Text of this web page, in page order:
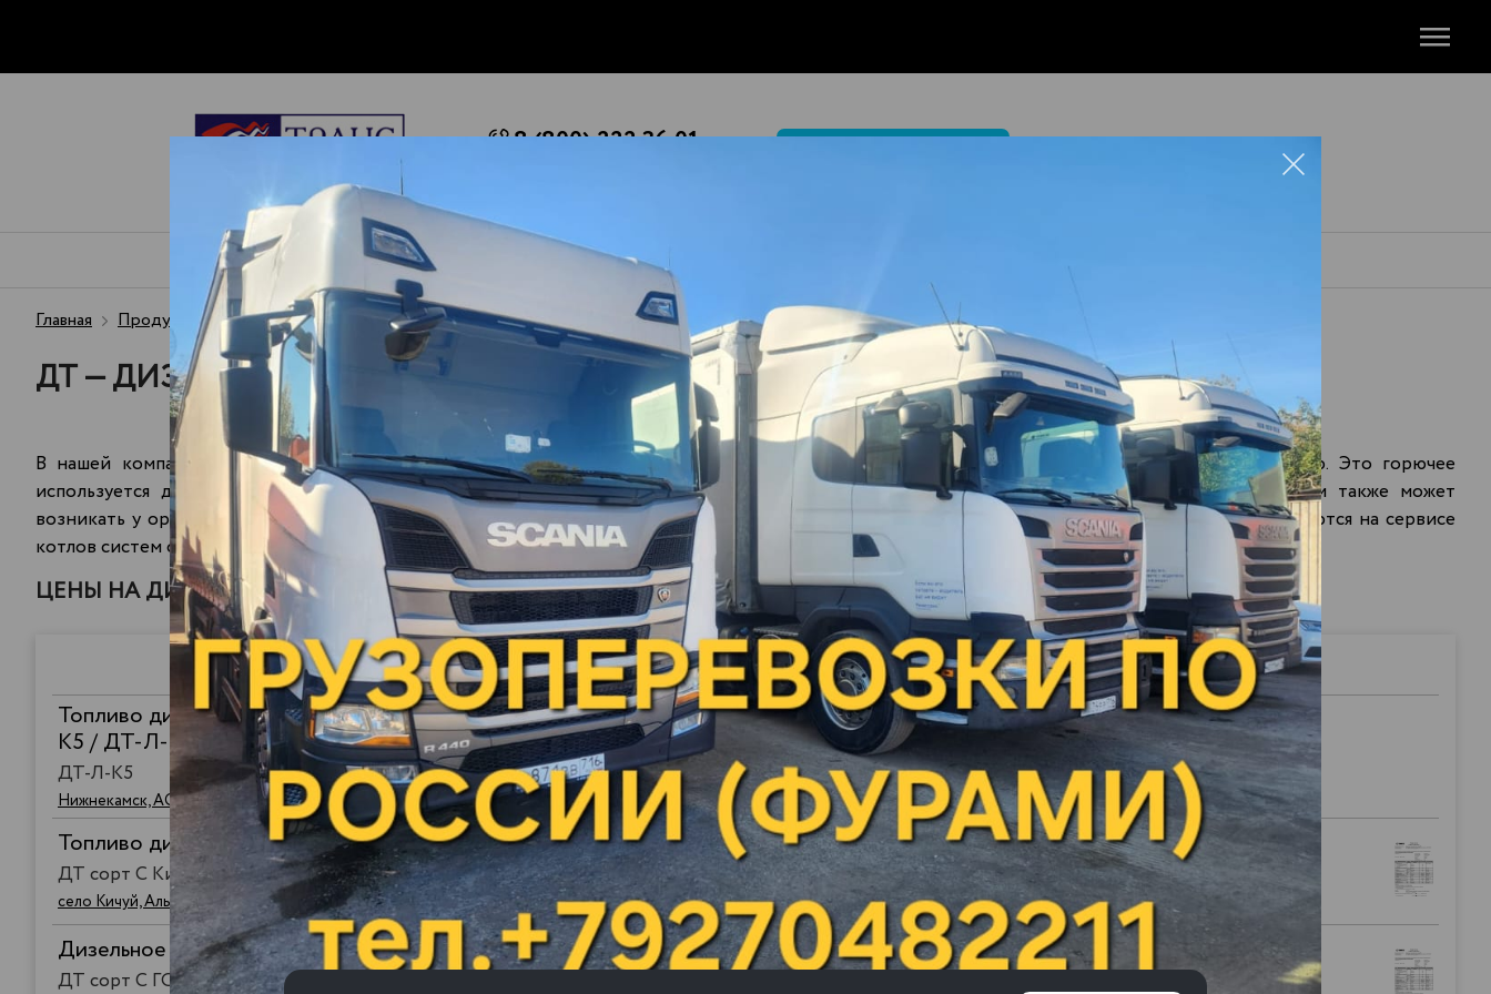
8 (800) 222 36 01
ПЕРЕВОЗКА ЧТО МЫПЕРЕВОЗИМ
Главная Продукция - топливо ДТ Доставка ДТ в город Верхошижемье
ДТ — ДИЗЕЛЬНОЕ ТОПЛИВО ОПТОМ С ДОСТАВКОЙ В ГОРОД ВЕРХОШИЖЕМЬЕ
В нашей компании вы можете купить дизтопливо оптом в г.Верхошижемье по цене, которая соответствует среднерыночному показателю. Это горючее
используется для заправки автомобильного, железнодорожного транспорта и сельскохозяйственной техники. Спрос на дизтопливо оптом также может
возникать у организаций, которые занимаются обслуживанием электростанций передвижного или стационарного вида, а также специализируются на сервисе
котлов систем отопления. Перед
покупкой ДТ оптом в г.Верхошижемьенеобходимо определиться, какой именно вид горючего вам необходим.
ЦЕНЫ НА ДИЗЕЛЬНОЕ ТОПЛИВО
Цена за тонну Плотность
при наливе
Цена за литр
Топливо дизельное ЕВРО, летнее, сорта С, экологического класса
К5 / ДТ-Л-К5 (по ГОСТ 32511-2013)
ДТ-Л-К5
Нижнекамск, АО "ТАНЕКО"
141 000 р. *
цена на дату:
10-06-2026
0.821 115.76 р.*
Топливо дизельное ЕВРО летнее сорт C , ДТ-C-К5 Кичуй
ДТ сорт C Кичуй
село Кичуй, Альметьевский район, Республика Татарстан, Кичуйский НПЗ
132 000 р.*
цена на дату:
24-06-2026
0.825 108.90 р.*
Дизельное топливо ЕВРО, класс С, вид III
ДТ сорт С ГОСТ
130 000 р.*
0.830 107.90 р.*